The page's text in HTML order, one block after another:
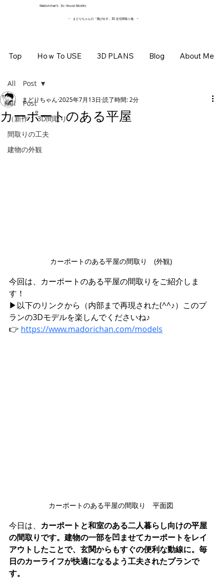
​Madorichan’s 3Ｄ House Models
Top Hoｗ To USE 3D PLANS Blog About Me
~ まどりちゃんの「飛び出す」3D 住宅間取り集 ~
All Post
（新作 ）3D間取り
間取りの工夫
建物の外観
All Post
カーポートのある平屋
まどりちゃん 2025年7月13日 読了時間: 2分
カーポートのある平屋の間取り　(外観)
今回は、カーポートのある平屋の間取りをご紹介しま
す！
▶︎以下のリンクから（内部まで再現された(^^♪）このプ
ランの3Dモデルを楽しんでくださいね♪
👉 https://www.madorichan.com/models
カーポートのある平屋の間取り　平面図
今日は、 カーポートと和室のある二人暮らし向けの平屋
の間取りです。建物の一部を凹ませてカーポートをレイ
アウトしたことで、玄関からもすぐの便利な動線に。毎
日のカーライフが快適になるよう工夫されたプランで
す。